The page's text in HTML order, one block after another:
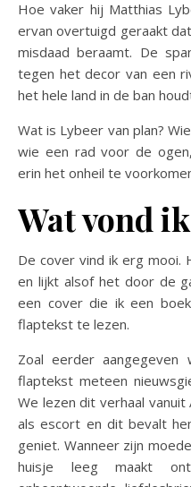
Hoe vaker hij Matthias
ervan overtuigd geraakt
misdaad beraamt. De
tegen het decor van een
het hele land in de ban
Wat is Lybeer van plan?
wie een rad voor de
erin het onheil te
Wat vond
De cover vind ik erg mooi.
en lijkt alsof het door de
een cover die ik een
flaptekst te lezen.
Zoal eerder
flaptekst meteen
We lezen dit verhaal vanuit
als escort en dit bevalt
geniet. Wanneer zijn
huisje leeg maakt